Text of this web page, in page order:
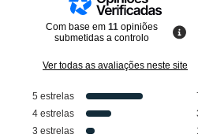
Com base em 11 opiniões
submetidas a controlo
Ver todas as avaliações neste site
5 estrelas
4 estrelas
3 estrelas